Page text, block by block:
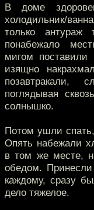
В доме
холодильник/
только
понабежало
мигом
изящно
позавтракали,
поглядывая
солнышко.
Потом ушли
Опять набежали
в том же месте,
обедом.
каждому, сразу
дело тяжелое.